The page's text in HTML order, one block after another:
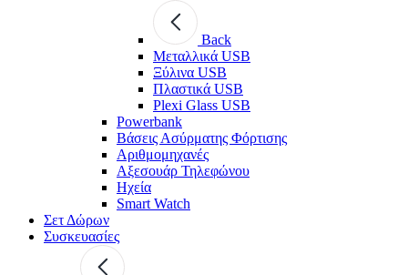
Back
Μεταλλικά USB
Ξύλινα USB
Πλαστικά USB
Plexi Glass USB
Powerbank
Βάσεις Ασύρματης Φόρτισης
Αριθμομηχανές
Αξεσουάρ Τηλεφώνου
Ηχεία
Smart Watch
Σετ Δώρων
Συσκευασίες